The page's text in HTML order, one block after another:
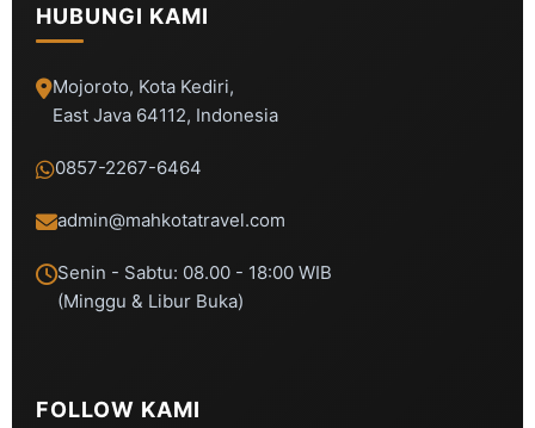
HUBUNGI KAMI
Mojoroto, Kota Kediri,
East Java 64112, Indonesia
0857-2267-6464
admin@mahkotatravel.com
Senin - Sabtu: 08.00 - 18:00 WIB
(Minggu & Libur Buka)
FOLLOW KAMI